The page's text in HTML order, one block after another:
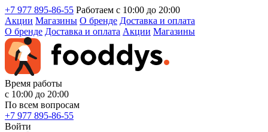
+7 977 895-86-55 Работаем с 10:00 до 20:00
Акции Магазины О бренде Доставка и оплата
О бренде Доставка и оплата Акции Магазины
Время работы
с 10:00 до 20:00
По всем вопросам
+7 977 895-86-55
Войти